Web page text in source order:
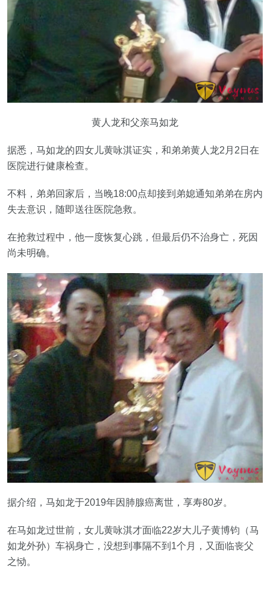
黄人龙和父亲马如龙
据悉，马如龙的四女儿黄咏淇证实，和弟弟黄人龙2月2日在
医院进行健康检查。
不料，弟弟回家后，当晚18:00点却接到弟媳通知弟弟在房内
失去意识，随即送往医院急救。
在抢救过程中，他一度恢复心跳，但最后仍不治身亡，死因
尚未明确。
据介绍，马如龙于2019年因肺腺癌离世，享寿80岁。
在马如龙过世前，女儿黄咏淇才面临22岁大儿子黄博钧（马
如龙外孙）车祸身亡，没想到事隔不到1个月，又面临丧父
之恸。